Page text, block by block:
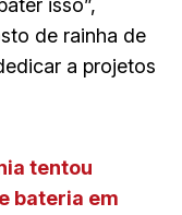
de rainha de
a projetos
tentou
bateria em